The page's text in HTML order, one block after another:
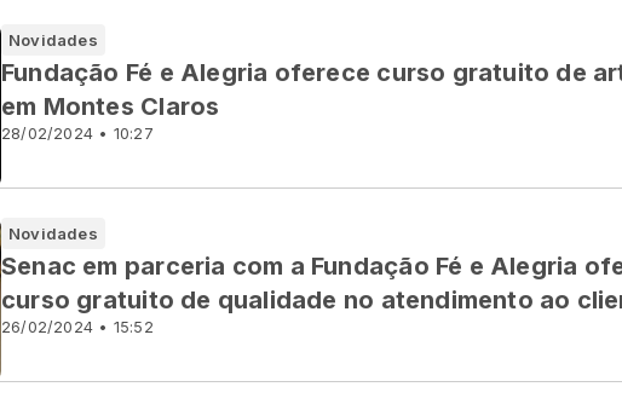
Novidades
28/02/2024 • 10:27
Fundação Fé e Alegria oferece curso gratuito de
em Montes Claros
Novidades
26/02/2024 • 15:52
Senac em parceria com a Fundação Fé e Alegria
curso gratuito de qualidade no atendimento ao